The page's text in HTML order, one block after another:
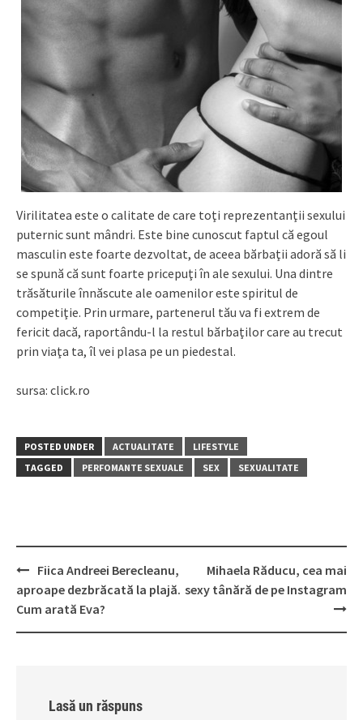
Virilitatea este o calitate de care toţi reprezentanţii sexului
puternic sunt mândri. Este bine cunoscut faptul că egoul
masculin este foarte dezvoltat, de aceea bărbaţii adoră să li
se spună că sunt foarte pricepuţi în ale sexului. Una dintre
trăsăturile înnăscute ale oamenilor este spiritul de
competiţie. Prin urmare, partenerul tău va fi extrem de
fericit dacă, raportându-l la restul bărbaţilor care au trecut
prin viaţa ta, îl vei plasa pe un piedestal.
sursa: click.ro
POSTED UNDER ACTUALITATE
LIFESTYLE
TAGGED
PERFOMANTE SEXUALE SEX SEXUALITATE
Post
navigation
Fiica Andreei Berecleanu,
aproape dezbrăcată la plajă.
Cum arată Eva?
Mihaela Răducu, cea mai
sexy tânără de pe Instagram
Lasă un răspuns